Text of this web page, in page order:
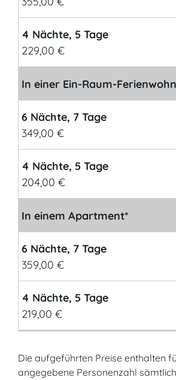
4 Nächte, 5 Tage
229,00 €
In einer Ein-Raum-
6 Nächte, 7 Tage
349,00 €
4 Nächte, 5 Tage
204,00 €
In einem Apartment*
6 Nächte, 7 Tage
359,00 €
4 Nächte, 5 Tage
219,00 €
Die aufgeführten Preise enthalten
angegebene Personenzahl